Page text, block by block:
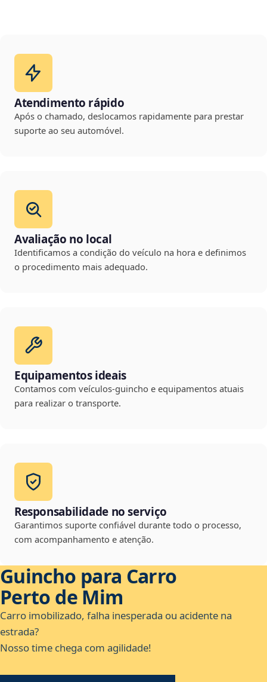
Atendimento rápido
Após o chamado, deslocamos rapidamente para prestar
suporte ao seu automóvel.
Avaliação no local
Identificamos a condição do veículo na hora e definimos
o procedimento mais adequado.
Equipamentos ideais
Contamos com veículos-guincho e equipamentos atuais
para realizar o transporte.
Responsabilidade no serviço
Garantimos suporte confiável durante todo o processo,
com acompanhamento e atenção.
Guincho para Carro
Perto de Mim
Carro imobilizado, falha inesperada ou acidente na
estrada?
Nosso time chega com agilidade!